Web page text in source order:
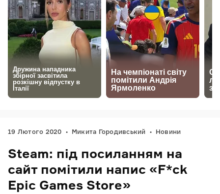
19 Лютого 2020 Микита Городивський Новини
Steam: під посиланням на
сайт помітили напис «F*ck
Epic Games Store»